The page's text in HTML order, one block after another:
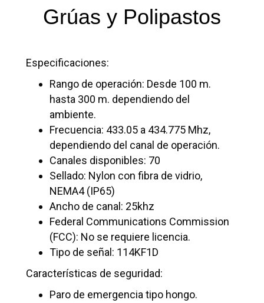
Grúas y Polipastos
Especificaciones:
Rango de operación: Desde 100 m.
hasta 300 m. dependiendo del
ambiente.
Frecuencia: 433.05 a 434.775 Mhz,
dependiendo del canal de operación.
Canales disponibles: 70
Sellado: Nylon con fibra de vidrio,
NEMA4 (IP65)
Ancho de canal: 25khz
Federal Communications Commission
(FCC): No se requiere licencia.
Tipo de señal: 114KF1D
Características de seguridad:
Paro de emergencia tipo hongo.